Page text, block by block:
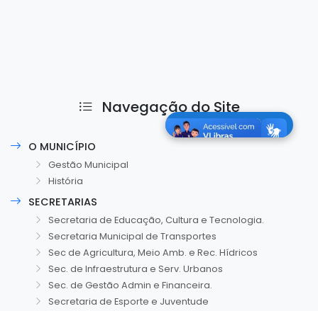
Navegação do Site
O MUNICÍPIO
Gestão Municipal
História
SECRETARIAS
Secretaria de Educação, Cultura e Tecnologia.
Secretaria Municipal de Transportes
Sec de Agricultura, Meio Amb. e Rec. Hídricos
Sec. de Infraestrutura e Serv. Urbanos
Sec. de Gestão Admin e Financeira.
Secretaria de Esporte e Juventude